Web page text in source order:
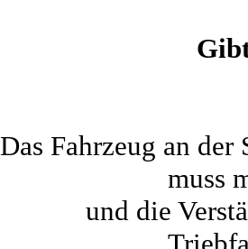
Das Fahrzeug an
muss
und die